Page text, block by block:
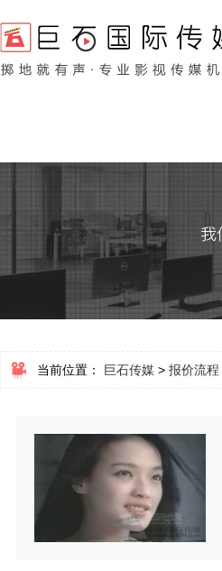
当前位置： 巨石传媒 > 报价流程